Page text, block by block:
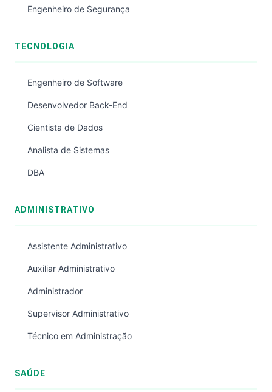
Engenheiro de Segurança
TECNOLOGIA
Engenheiro de Software
Desenvolvedor Back-End
Cientista de Dados
Analista de Sistemas
DBA
ADMINISTRATIVO
Assistente Administrativo
Auxiliar Administrativo
Administrador
Supervisor Administrativo
Técnico em Administração
SAÚDE